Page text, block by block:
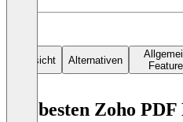
Übersicht Alternativen
Die besten Zoho